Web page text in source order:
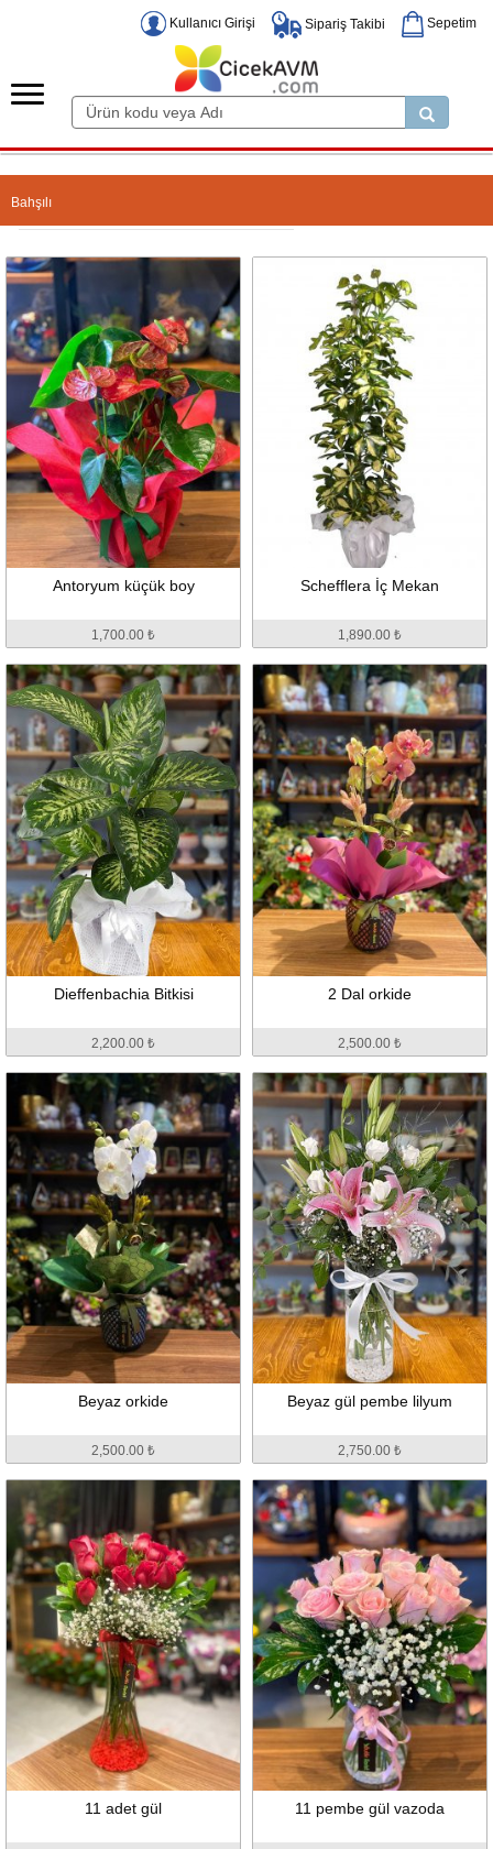
Kullanıcı Girişi Sipariş Takibi Sepetim
Bahşılı
Antoryum küçük boy
1,700.00 ₺
Schefflera İç Mekan
1,890.00 ₺
Dieffenbachia Bitkisi
2,200.00 ₺
2 Dal orkide
2,500.00 ₺
Beyaz orkide
2,500.00 ₺
Beyaz gül pembe lilyum
2,750.00 ₺
11 adet gül 11 pembe gül vazoda